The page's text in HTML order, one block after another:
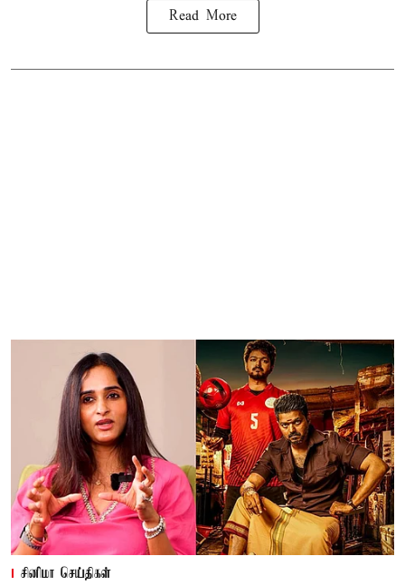
Read More
சினிமா செய்திகள்